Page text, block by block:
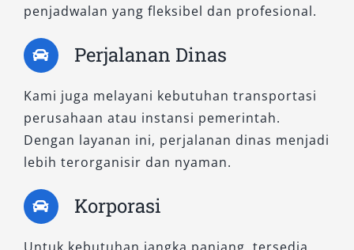
penjadwalan yang fleksibel dan profesional.
Perjalanan Dinas
Kami juga melayani kebutuhan transportasi
perusahaan atau instansi pemerintah.
Dengan layanan ini, perjalanan dinas menjadi
lebih terorganisir dan nyaman.
Korporasi